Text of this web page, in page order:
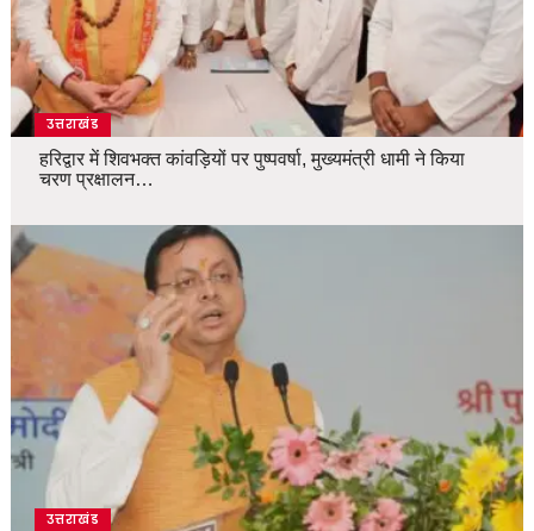
उत्तराखंड
हरिद्वार में शिवभक्त कांवड़ियों पर पुष्पवर्षा, मुख्यमंत्री धामी ने किया
चरण प्रक्षालन…
उत्तराखंड